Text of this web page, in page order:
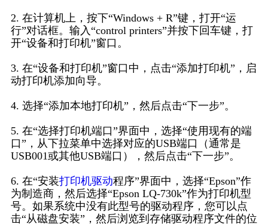
2. 在计算机上，按下“Windows + R”键，打开“运
行”对话框。输入“control printers”并按下回车键，打
开“设备和打印机”窗口。
3. 在“设备和打印机”窗口中，点击“添加打印机”，启
动打印机添加向导。
4. 选择“添加本地打印机”，然后点击“下一步”。
5. 在“选择打印机端口”界面中，选择“使用现有的端
口”，从下拉菜单中选择对应的USB端口（通常是
USB001或其他USB端口），然后点击“下一步”。
6. 在“安装打印机驱动程序”界面中，选择“Epson”作
为制造商，然后选择“Epson LQ-730k”作为打印机型
号。如果系统中没有此型号的驱动程序，您可以点
击“从磁盘安装”，然后浏览到存储驱动程序文件的位